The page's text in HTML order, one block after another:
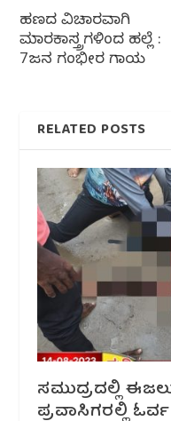
ಹಣದ ವಿಚಾರವಾಗಿ
ಮಾರಕಾಸ್ತ್ರಗಳಿಂದ ಹಲ್ಲೆ :
7ಜನ ಗಂಭೀರ ಗಾಯ
RELATED POSTS
ಸಮುದ್ರದಲ್ಲಿ
ಪ್ರವಾಸಿಗರಲ್ಲಿ